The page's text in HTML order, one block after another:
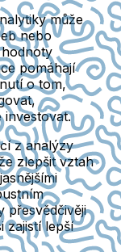
může
nebo
pomáhají
o tom,
investovat.
z analýzy
zlepšit vztah
přesvědčivěji
zajistí lepší